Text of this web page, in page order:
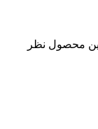
محصول نظر